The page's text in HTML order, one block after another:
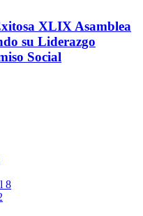
XLIX Asamblea
su Liderazgo
Social
8